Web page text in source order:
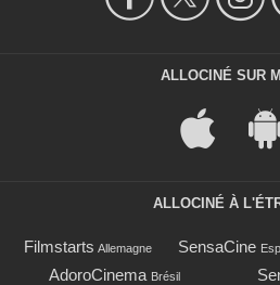
ALLOCINÉ SUR
ALLOCINÉ À
Filmstarts Allemagne SensaCine
AdoroCinema Brésil